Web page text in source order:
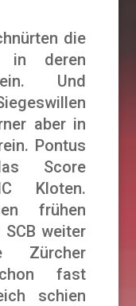
die
in deren
ein. Und
aber in
Pontus
Score
Kloten.
frühen
weiter
Zürcher
fast
schien